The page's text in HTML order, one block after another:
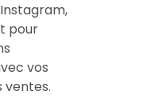
pour
vos
ventes.